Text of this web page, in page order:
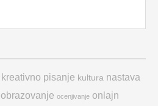
kreativno pisanje kultura nastava
obrazovanje ocenjivanje onlajn